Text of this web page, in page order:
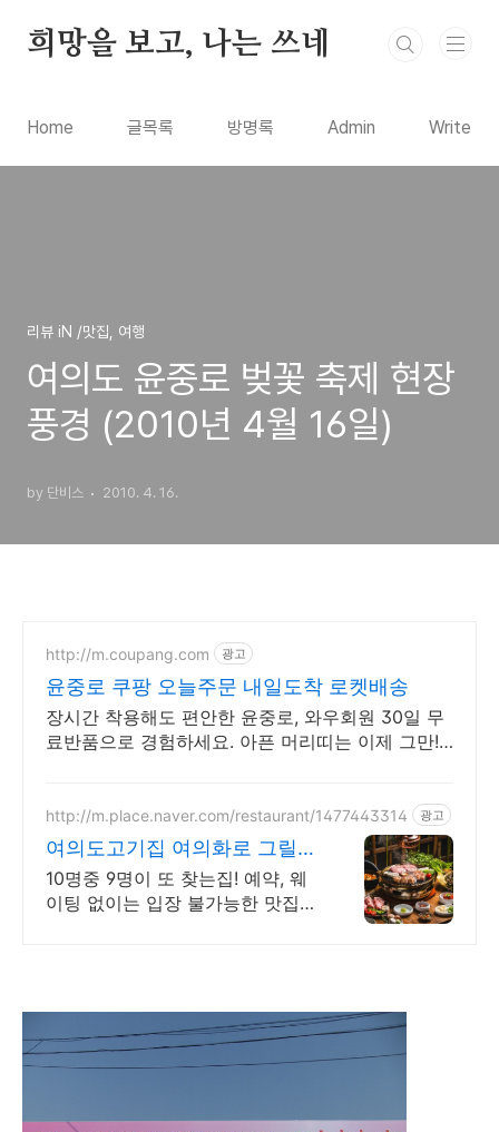
희망을 보고, 나는 쓰네
Home 글목록 방명록 Admin Write
리뷰 iN /맛집, 여행
여의도 윤중로 벚꽃 축제 현장
풍경 (2010년 4월 16일)
by 단비스 2010. 4. 16.
http://m.coupang.com 광고
윤중로 쿠팡 오늘주문 내일도착 로켓배송
장시간 착용해도 편안한 윤중로, 와우회원 30일 무
료반품으로 경험하세요. 아픈 머리띠는 이제 그만!
http://m.place.naver.com/restaurant/1477443314 광고
여의도고기집 여의화로 그릴링
서비스, 대나무숲 힐링
10명중 9명이 또 찾는집! 예약, 웨
이팅 없이는 입장 불가능한 맛집